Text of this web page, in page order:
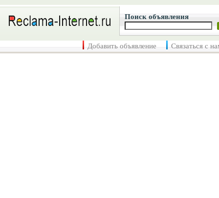
Поиск объявления
Добавить объявление Связаться с